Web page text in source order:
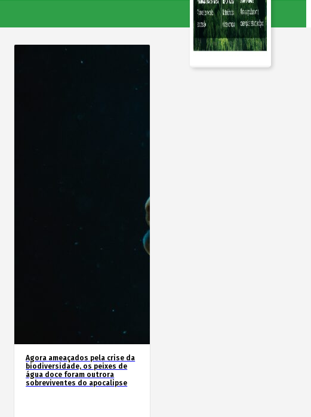
Agora ameaçados pela crise da
biodiversidade, os peixes de
água doce foram outrora
sobreviventes do apocalipse